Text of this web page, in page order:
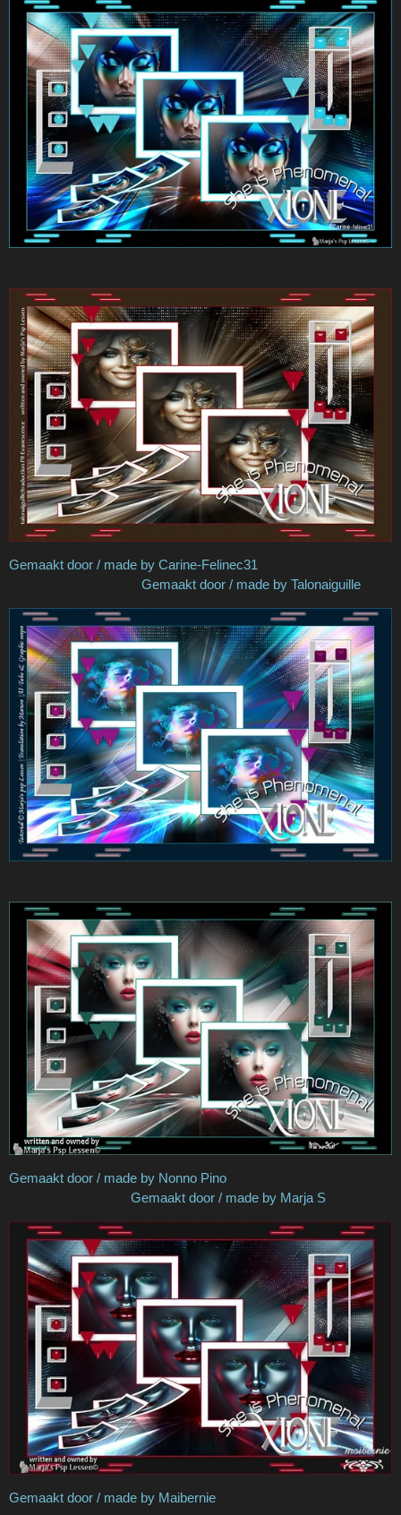
Gemaakt door / made by Carine-Felinec31
Gemaakt door / made by Talonaiguille
Gemaakt door / made by Nonno Pino
Gemaakt door / made by Marja S
Gemaakt door / made by Maibernie